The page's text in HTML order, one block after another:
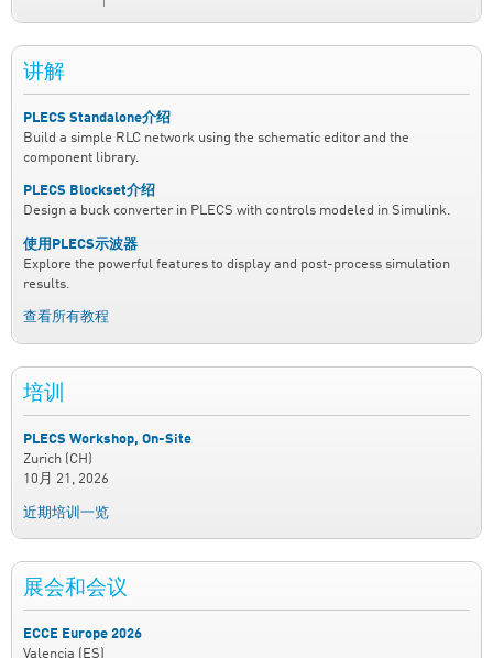
讲解
PLECS Standalone介绍
Build a simple RLC network using the schematic editor and the
component library.
PLECS Blockset介绍
Design a buck converter in PLECS with controls modeled in Simulink.
使用PLECS示波器
Explore the powerful features to display and post-process simulation
results.
查看所有教程
培训
PLECS Workshop, On-Site
Zurich (CH)
10月 21, 2026
近期培训一览
展会和会议
ECCE Europe 2026
Valencia (ES)